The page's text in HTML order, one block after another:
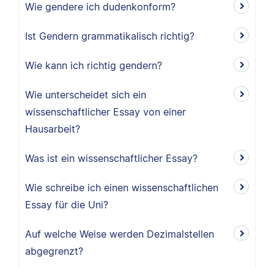
Wie gendere ich dudenkonform?
Ist Gendern grammatikalisch richtig?
Wie kann ich richtig gendern?
Wie unterscheidet sich ein
wissenschaftlicher Essay von einer
Hausarbeit?
Was ist ein wissenschaftlicher Essay?
Wie schreibe ich einen wissenschaftlichen
Essay für die Uni?
Auf welche Weise werden Dezimalstellen
abgegrenzt?